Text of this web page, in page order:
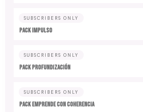
SUBSCRIBERS ONLY
PACK IMPULSO
SUBSCRIBERS ONLY
PACK PROFUNDIZACIÓN
SUBSCRIBERS ONLY
PACK EMPRENDE CON COHERENCIA